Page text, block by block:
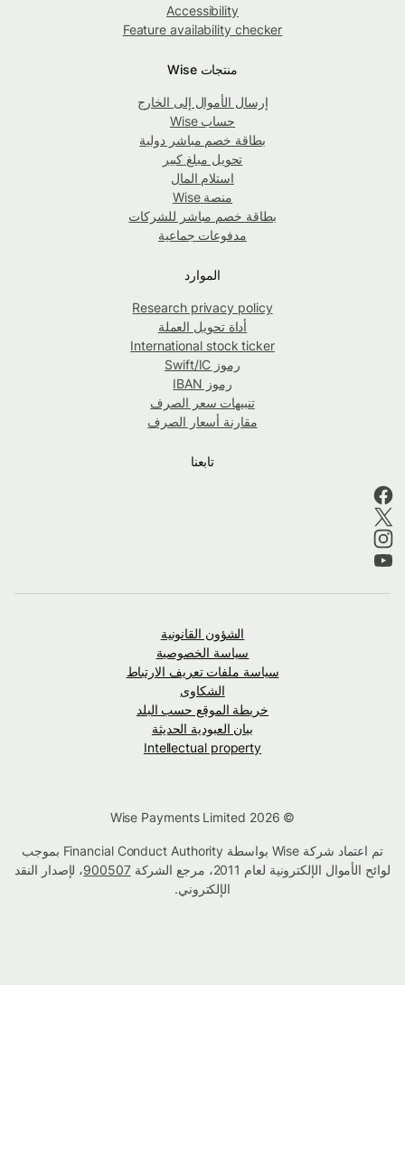
Accessibility
Feature availability checker
منتجات Wise
إرسال الأموال إلى الخارج
حساب Wise
بطاقة خصم مباشر دولية
تحويل مبلغ كبير
استلام المال
منصة Wise
بطاقة خصم مباشر للشركات
مدفوعات جماعية
الموارد
Research privacy policy
أداة تحويل العملة
International stock ticker
رموز Swift/IC
رموز IBAN
تنبيهات سعر الصرف
مقارنة أسعار الصرف
تابعنا
الشؤون القانونية
سياسة الخصوصية
سياسة ملفات تعريف الارتباط
الشكاوى
خريطة الموقع حسب البلد
بيان العبودية الحديثة
Intellectual property
تم اعتماد شركة Wise بواسطة Financial Conduct Authority بموجب
لوائح الأموال الإلكترونية لعام 2011، مرجع الشركة
900507، لإصدار النقد
الإلكتروني.